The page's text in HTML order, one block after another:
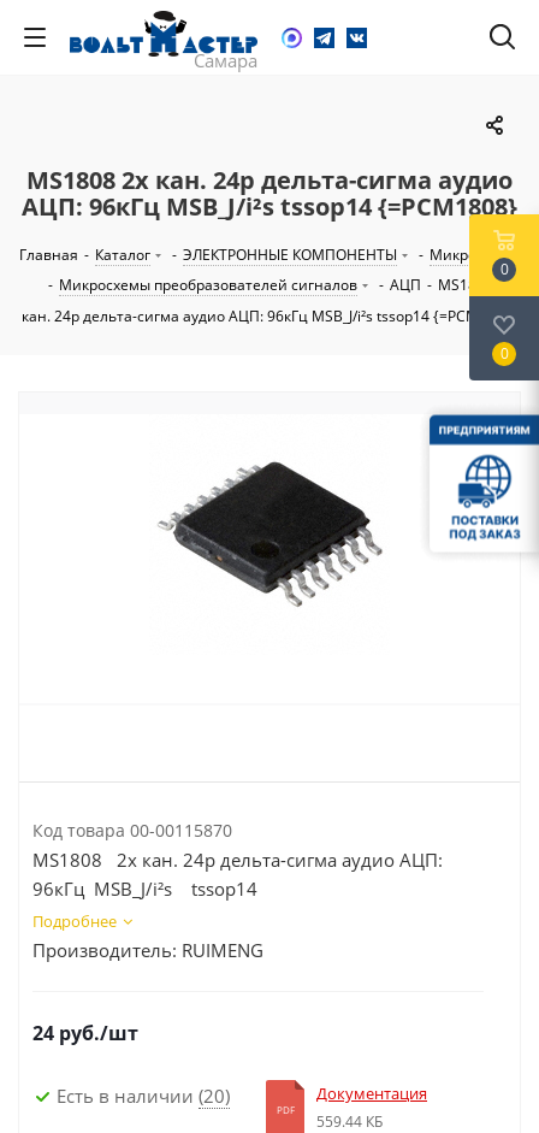
MS1808 2х кан. 24р дельта-сигма аудио
АЦП: 96кГц MSB_J/i²s tssop14 {=PCM1808}
Главная - Каталог - ЭЛЕКТРОННЫЕ КОМПОНЕНТЫ - Микросхемы
- Микросхемы преобразователей сигналов - АЦП - MS1808 2х
кан. 24р дельта-сигма аудио АЦП: 96кГц MSB_J/i²s tssop14 {=PCM1808}
Код товара 00-00115870
MS1808 2х кан. 24р дельта-сигма аудио АЦП:
96кГц MSB_J/i²s tssop14
Подробнее
Производитель: RUIMENG
24 руб./шт
Есть в наличии (20)
PDF
Документация
559.44 КБ
0
0